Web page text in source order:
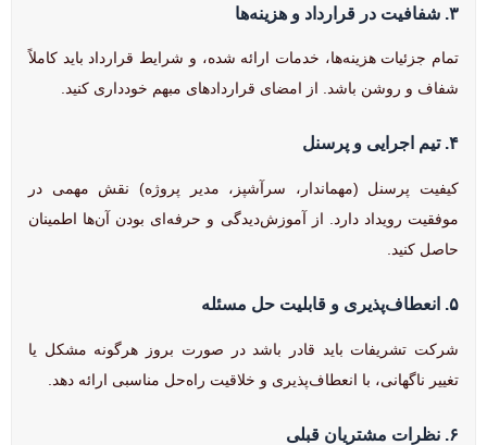
۳. شفافیت در قرارداد و هزینه‌ها
تمام جزئیات هزینه‌ها، خدمات ارائه شده، و شرایط قرارداد باید کاملاً
شفاف و روشن باشد. از امضای قراردادهای مبهم خودداری کنید.
۴. تیم اجرایی و پرسنل
کیفیت پرسنل (مهماندار، سرآشپز، مدیر پروژه) نقش مهمی در
موفقیت رویداد دارد. از آموزش‌دیدگی و حرفه‌ای بودن آن‌ها اطمینان
حاصل کنید.
۵. انعطاف‌پذیری و قابلیت حل مسئله
شرکت تشریفات باید قادر باشد در صورت بروز هرگونه مشکل یا
تغییر ناگهانی، با انعطاف‌پذیری و خلاقیت راه‌حل مناسبی ارائه دهد.
۶. نظرات مشتریان قبلی